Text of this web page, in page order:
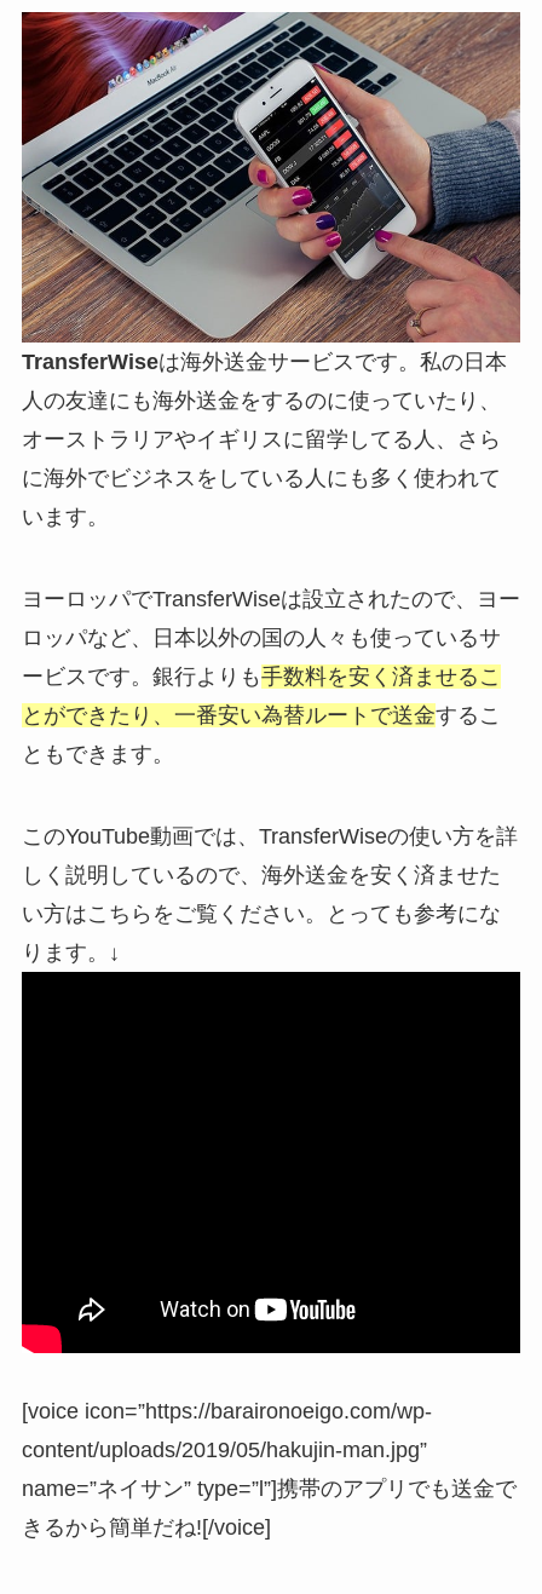
TransferWiseは海外送金サービスです。私の日本
人の友達にも海外送金をするのに使っていたり、
オーストラリアやイギリスに留学してる人、さら
に海外でビジネスをしている人にも多く使われて
います。
ヨーロッパでTransferWiseは設立されたので、ヨー
ロッパなど、日本以外の国の人々も使っているサ
ービスです。 銀行よりも手数料を安く済ませるこ
とができたり、一番安い為替ルートで送金するこ
ともできます。
このYouTube動画では、TransferWiseの使い方を詳
しく説明しているので、海外送金を安く済ませた
い方はこちらをご覧ください。とっても参考にな
ります。↓
[voice icon=”https://baraironoeigo.com/wp-
content/uploads/2019/05/hakujin-man.jpg”
name=”ネイサン” type=”l”]携帯のアプリでも送金で
きるから簡単だね![/voice]